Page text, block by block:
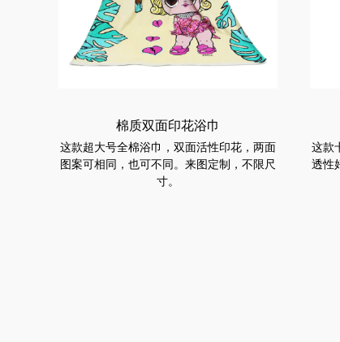
棉质双面印花浴巾
这款超大号全棉浴巾，双面活性印花，两面
图案可相同，也可不同。来图定制，不限尺
寸。
这款
透性